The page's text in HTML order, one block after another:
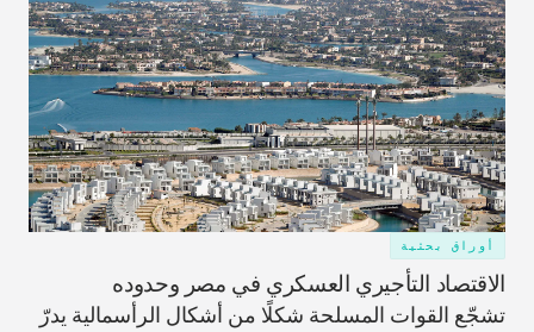
أوراق بحثية
الاقتصاد التأجيري العسكري في مصر وحدوده
تشجّع القوات المسلحة شكلًا من أشكال الرأسمالية يدرّ